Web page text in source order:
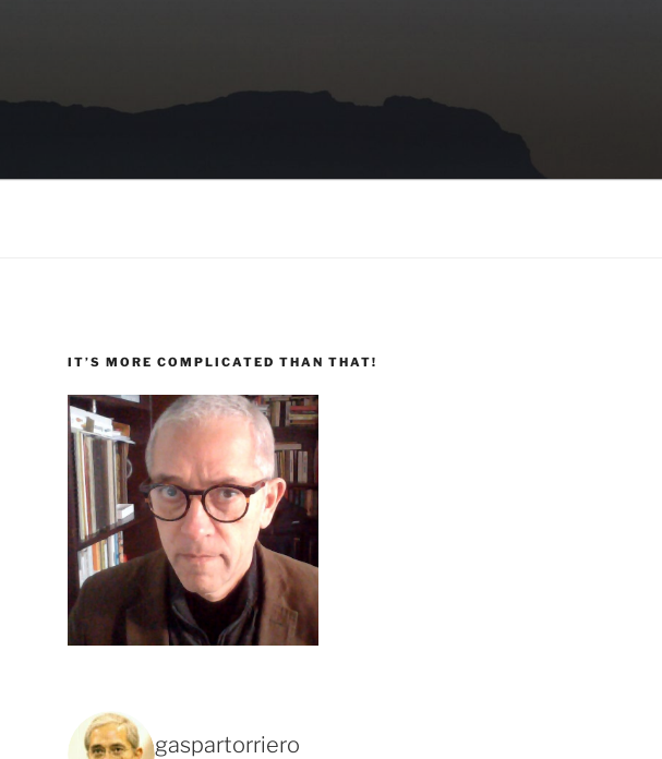
IT’S MORE COMPLICATED THAN THAT!
gaspartorriero